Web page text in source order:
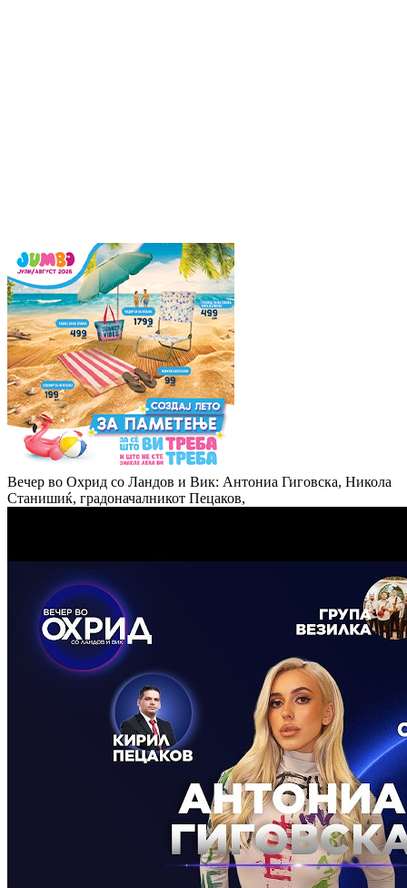
Вечер во Охрид со Ландов и Вик: Антониа Гиговска, Никола
Станишиќ, градоначалникот Пецаков,